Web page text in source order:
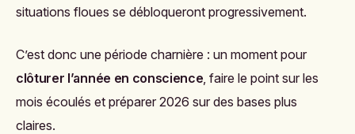
situations floues se débloqueront progressivement.
C’est donc une période charnière : un moment pour
clôturer l’année en conscience , faire le point sur les
mois écoulés et préparer 2026 sur des bases plus
claires.